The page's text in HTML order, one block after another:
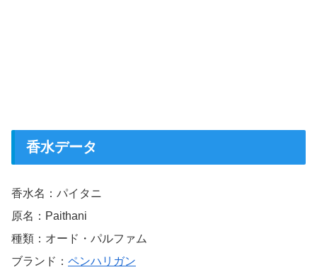
香水データ
香水名：パイタニ
原名：Paithani
種類：オード・パルファム
ブランド： ペンハリガン